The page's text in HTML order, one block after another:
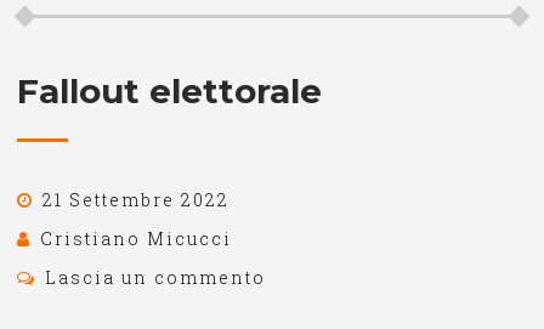
Fallout elettorale
21 Settembre 2022
Cristiano Micucci
Lascia un commento